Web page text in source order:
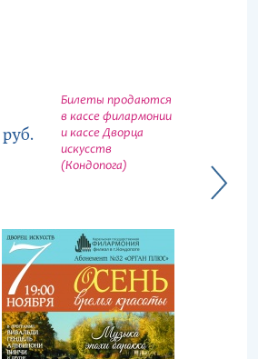
руб.
Билеты продаются
в кассе филармонии
и кассе Дворца
искусств
(Кондопога)